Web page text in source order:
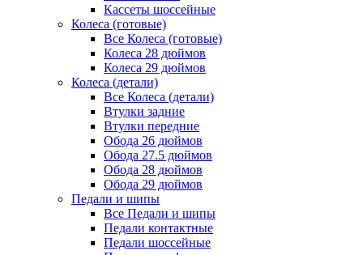
Кассеты шоссейные
Колеса (готовые)
Все Колеса (готовые)
Колеса 28 дюймов
Колеса 29 дюймов
Колеса (детали)
Все Колеса (детали)
Втулки задние
Втулки передние
Обода 26 дюймов
Обода 27.5 дюймов
Обода 28 дюймов
Обода 29 дюймов
Педали и шипы
Все Педали и шипы
Педали контактные
Педали шоссейные